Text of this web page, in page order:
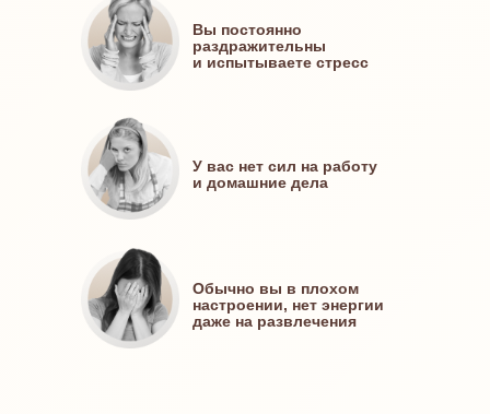
Вы постоянно
раздражительны
и испытываете стресс
У вас нет сил на работу
и домашние дела
Обычно вы в плохом
настроении, нет энергии
даже на развлечения